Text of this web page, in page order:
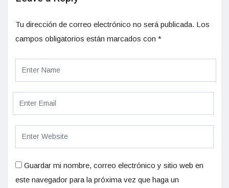
Tu dirección de correo electrónico no será publicada. Los
campos obligatorios están marcados con *
Guardar mi nombre, correo electrónico y sitio web en
este navegador para la próxima vez que haga un